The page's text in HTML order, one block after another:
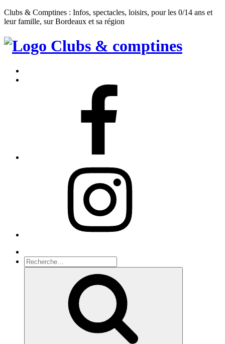
Clubs & Comptines : Infos, spectacles, loisirs, pour les 0/14 ans et
leur famille, sur Bordeaux et sa région
Clubs
Comptines
Recherche
pour